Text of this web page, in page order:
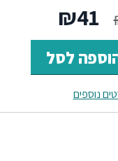
המחיר
המקורי
היה:
₪49.
₪41
הנוכחי
הוא:
₪41.
לסל
נוספים